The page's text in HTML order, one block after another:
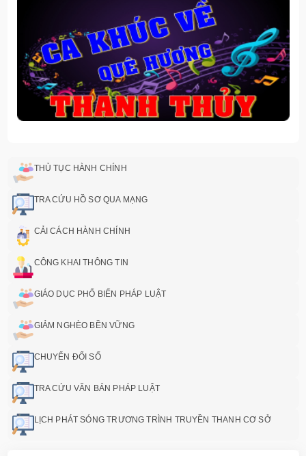
THỦ TỤC HÀNH CHÍNH
TRA CỨU HỒ SƠ QUA MẠNG
CẢI CÁCH HÀNH CHÍNH
CÔNG KHAI THÔNG TIN
GIÁO DỤC PHỔ BIẾN PHÁP LUẬT
GIẢM NGHÈO BỀN VỮNG
CHUYỂN ĐỔI SỐ
TRA CỨU VĂN BẢN PHÁP LUẬT
LỊCH PHÁT SÓNG TRƯƠNG TRÌNH TRUYỀN THANH CƠ SỞ